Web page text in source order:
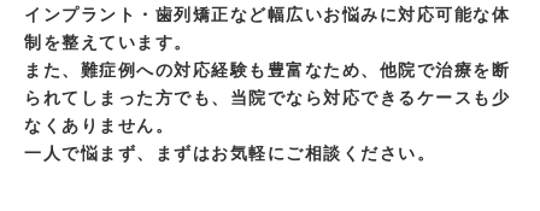
インプラント・歯列矯正など幅広いお悩みに対応可能な体
制を整えています。
また、難症例への対応経験も豊富なため、他院で治療を断
られてしまった方でも、当院でなら対応できるケースも少
なくありません。
一人で悩まず、まずはお気軽にご相談ください。